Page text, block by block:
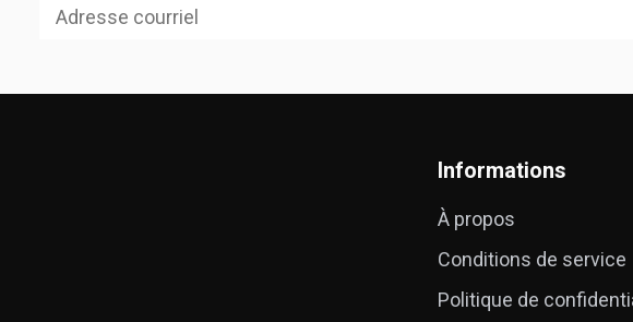
Informations
À propos
Conditions de service
Politique de